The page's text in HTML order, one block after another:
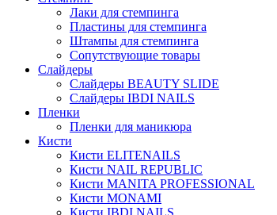
Лаки для стемпинга
Пластины для стемпинга
Штампы для стемпинга
Сопутствующие товары
Слайдеры
Слайдеры BEAUTY SLIDE
Слайдеры IBDI NAILS
Пленки
Пленки для маникюра
Кисти
Кисти ELITENAILS
Кисти NAIL REPUBLIC
Кисти MANITA PROFESSIONAL
Кисти MONAMI
Кисти IBDI NAILS